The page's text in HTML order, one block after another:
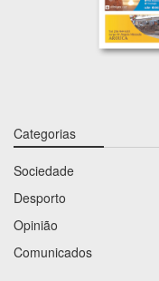
Categorias
Sociedade
Desporto
Opinião
Comunicados